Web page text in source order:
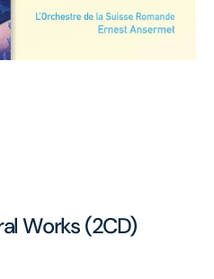
Works (2CD)